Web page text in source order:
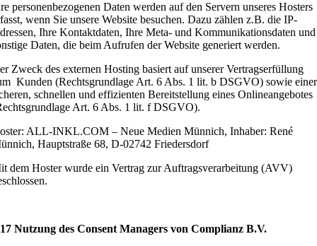
personenbezogenen Daten werden auf den Servern unseres Hosters
wenn Sie unsere Website besuchen. Dazu zählen z.B. die IP-
Ihre Kontaktdaten, Ihre Meta- und Kommunikationsdaten und
Daten, die beim Aufrufen der Website generiert werden.
Zweck des externen Hosting basiert auf unserer Vertragserfüllung
Kunden (Rechtsgrundlage Art. 6 Abs. 1 lit. b DSGVO) sowie einer
schnellen und effizienten Bereitstellung eines Onlineangebotes
Art. 6 Abs. 1 lit. f DSGVO).
ALL-INKL.COM – Neue Medien Münnich, Inhaber: René
Hauptstraße 68, D-02742 Friedersdorf
dem Hoster wurde ein Vertrag zur Auftragsverarbeitung (AVV)
Nutzung des Consent Managers von Complianz B.V.